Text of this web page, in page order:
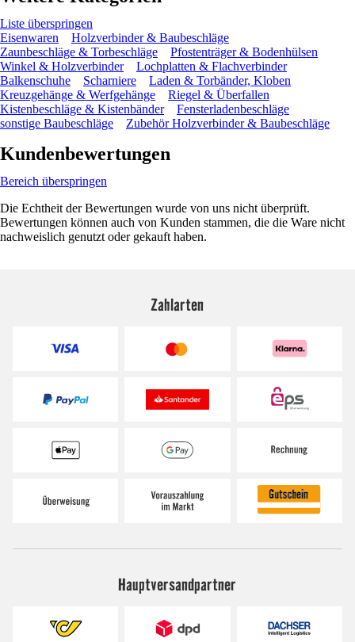
Liste überspringen
Eisenwaren
Holzverbinder & Baubeschläge
Zaunbeschläge & Torbeschläge
Pfostenträger & Bodenhülsen
Winkel & Holzverbinder
Lochplatten & Flachverbinder
Balkenschuhe
Scharniere
Laden & Torbänder, Kloben
Kreuzgehänge & Werfgehänge
Riegel & Überfallen
Kistenbeschläge & Kistenbänder
Fensterladenbeschläge
sonstige Baubeschläge
Zubehör Holzverbinder & Baubeschläge
Kundenbewertungen
Bereich überspringen
Die Echtheit der Bewertungen wurde von uns nicht überprüft.
Bewertungen können auch von Kunden stammen, die die Ware nicht
nachweislich genutzt oder gekauft haben.
Zahlarten
Hauptversandpartner